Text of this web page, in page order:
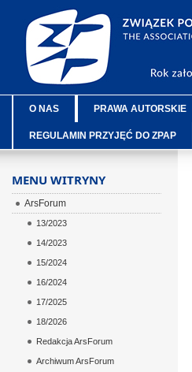
O NAS PRAWA AUTORSKIE
REGULAMIN PRZYJĘĆ DO ZPAP
MENU WITRYNY
ArsForum
13/2023
14/2023
15/2024
16/2024
17/2025
18/2026
Redakcja ArsForum
Archiwum ArsForum